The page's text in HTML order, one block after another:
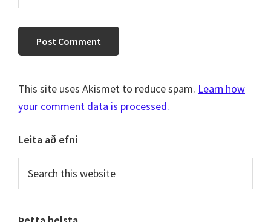
This site uses Akismet to reduce spam. Learn how
your comment data is processed.
Primary
Sidebar
Leita að efni
this